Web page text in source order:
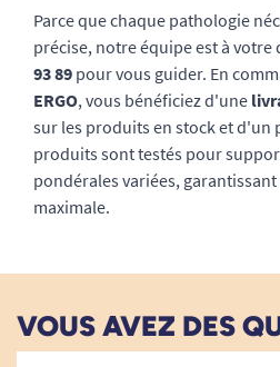
Parce que chaque pathologie
précise, notre équipe est à votre
93 89 pour vous guider. En
ERGO, vous bénéficiez d'une
sur les produits en stock et d'un
produits sont testés pour
pondérales variées,
maximale.
VOUS AVEZ DES